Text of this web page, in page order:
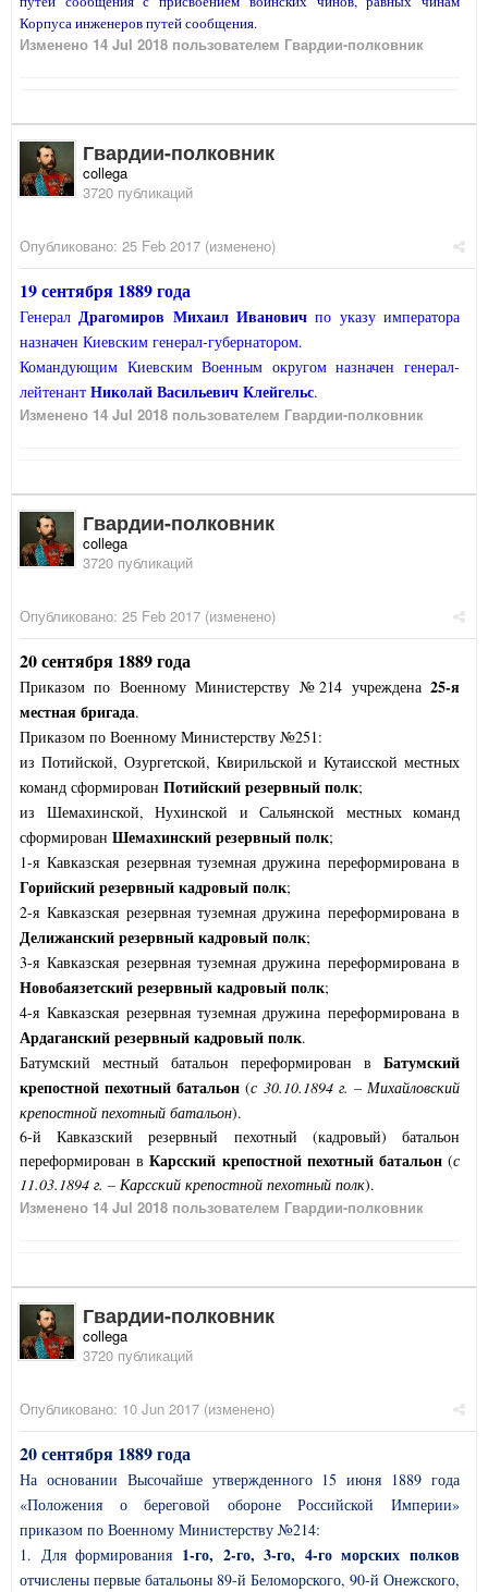
Корпуса инженеров путей сообщения.
Изменено 14 Jul 2018 пользователем Гвардии-полковник
Гвардии-полковник
collega
3720 публикаций
Опубликовано: 25 Feb 2017 (изменено)
19 сентября 1889 года
ГенералДрагомиров Михаил Иванович по указу императора
назначен Киевским генерал-губернатором.
Командующим Киевским Военным округом назначен генерал-
лейтенант Николай Васильевич Клейгельс.
Изменено 14 Jul 2018 пользователем Гвардии-полковник
Гвардии-полковник
collega
3720 публикаций
Опубликовано: 25 Feb 2017 (изменено)
20 сентября 1889 года
Приказом по Военному Министерству №214 учреждена 25-я
местная бригада.
Приказом по Военному Министерству №251:
из Потийской, Озургетской, Квирильской и Кутаисской местных
команд сформирован Потийский резервный полк;
из Шемахинской, Нухинской и Сальянской местных команд
сформирован Шемахинский резервный полк;
1-я Кавказская резервная туземная дружина переформирована в
Горийский резервный кадровый полк;
2-я Кавказская резервная туземная дружина переформирована в
Делижанский резервный кадровый полк;
3-я Кавказская резервная туземная дружина переформирована в
Новобаязетский резервный кадровый полк;
4-я Кавказская резервная туземная дружина переформирована в
Ардаганский резервный кадровый полк.
Батумский местный батальон переформирован в Батумский
крепостной пехотный батальон (с 30.10.1894 г. – Михайловский
крепостной пехотный батальон).
6-й Кавказский резервный пехотный (кадровый) батальон
переформирован вКарсский крепостной пехотный батальон(с
11.03.1894 г. – Карсский крепостной пехотный полк).
Изменено 14 Jul 2018 пользователем Гвардии-полковник
Гвардии-полковник
collega
3720 публикаций
Опубликовано: 10 Jun 2017 (изменено)
20 сентября 1889 года
На основании Высочайше утвержденного 15 июня 1889 года
«Положения о береговой обороне Российской Империи»
приказом по Военному Министерству №214:
1. Для формирования 1-го, 2-го, 3-го, 4-го морских полков
отчислены первые батальоны 89-й Беломорского, 90-й Онежского,